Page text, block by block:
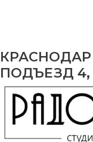
КРАСНОДАР
ПОДЪЕЗД